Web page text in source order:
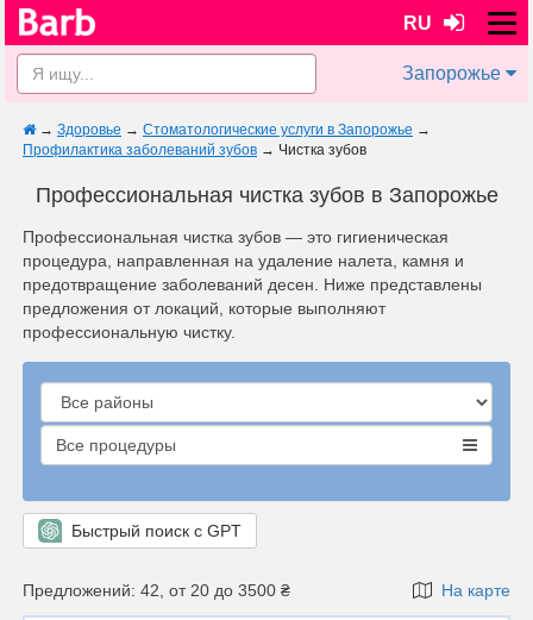
RU
Запорожье
→ Здоровье → Стоматологические услуги в Запорожье →
Профилактика заболеваний зубов → Чистка зубов
Профессиональная чистка зубов в Запорожье
Профессиональная чистка зубов — это гигиеническая
процедура, направленная на удаление налета, камня и
предотвращение заболеваний десен. Ниже представлены
предложения от локаций, которые выполняют
профессиональную чистку.
Все процедуры
Быстрый поиск с GPT
Предложений: 42, от 20 до 3500 ₴ На карте